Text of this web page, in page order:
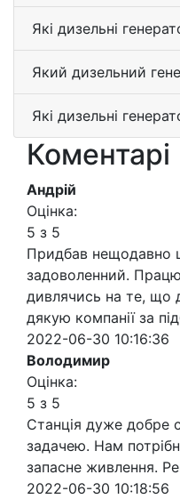
Які дизельні
Який дизельний
Які дизельні
Коментарі
Андрій
Оцінка:
5 з 5
Придбав нещодавно
задоволенний.
дивлячись на те, що
дякую компанії за
2022-06-30 10:16:36
Володимир
Оцінка:
5 з 5
Станція дуже добре
задачею. Нам
запасне живлення.
2022-06-30 10:18:56